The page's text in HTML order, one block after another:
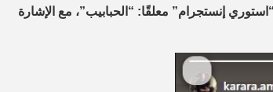
إنستجرام” معلقًا: “الحبابيب”، مع الإشارة